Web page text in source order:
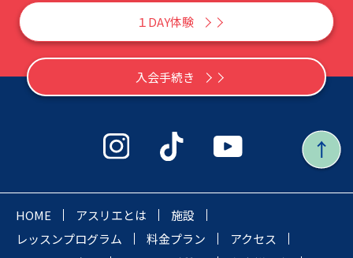
１DAY体験
入会手続き
HOME アスリエとは
施設
レッスンプログラム
料金プラン
アクセス